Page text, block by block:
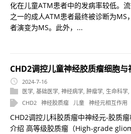
化在儿童ATM患者中的发病率较低。
之一的成人ATM患者最终被诊断为MS
者演变为MS。此外，...
CHD2调控儿童神经胶质瘤细胞
2024-7-16
医学 基础医学 神经病学 肿瘤学 生命科学
CHD2 神经胶质瘤 儿童 神经元相互作用
CHD2调控儿科胶质瘤中神经元-胶质
介绍 高等级胶质瘤（High-grade